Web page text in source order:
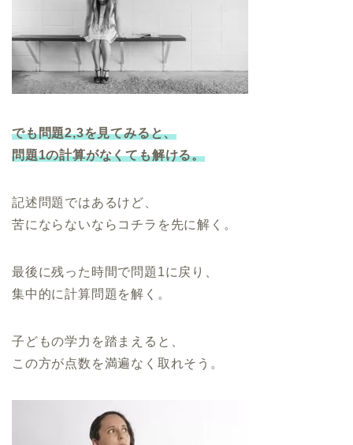
でも問題2,3を見てみると、
問題1の計算がなくても解ける。
記述問題ではあるけど、
苦にならないならコチラを先に解く。
最後に残った時間で問題1に戻り、
集中的に計算問題を解く。
子どもの学力を踏まえると、
この方が点数を満遍なく取れそう。